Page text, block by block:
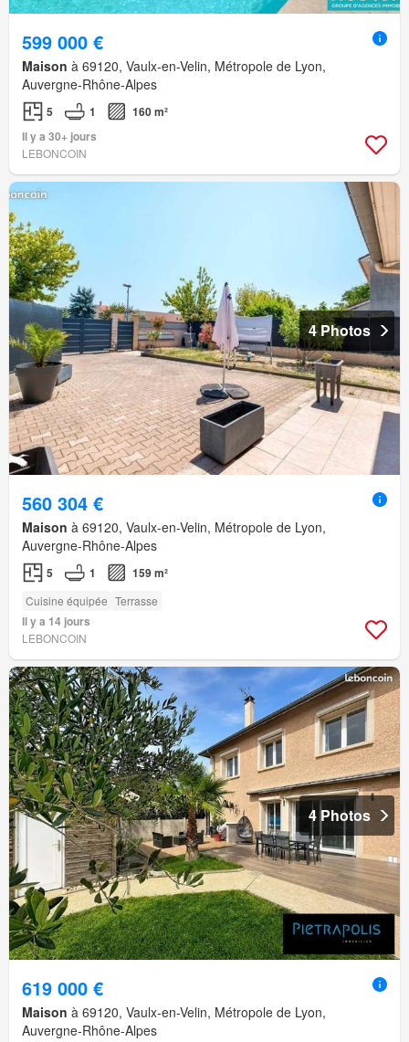
599 000 €
Maison à 69120, Vaulx-en-Velin, Métropole de Lyon,
Auvergne-Rhône-Alpes
5 1
160 m²
Il y a 30+ jours
LEBONCOIN
4 Photos
560 304 €
Maison à 69120, Vaulx-en-Velin, Métropole de Lyon,
Auvergne-Rhône-Alpes
5 1 159 m²
Cuisine équipée Terrasse
Il y a 14 jours
LEBONCOIN
4 Photos
619 000 €
Maison à 69120, Vaulx-en-Velin, Métropole de Lyon,
Auvergne-Rhône-Alpes